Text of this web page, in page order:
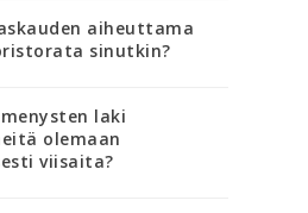
aiheuttama
sinutkin?
laki
olemaan
viisaita?